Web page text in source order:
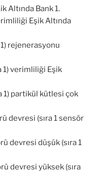
Altında Bank 1.
Eşik Altında
rejenerasyonu
1) verimliliği Eşik
1) partikül kütlesi çok
devresi (sıra 1 sensör
devresi düşük (sıra 1
devresi yüksek (sıra